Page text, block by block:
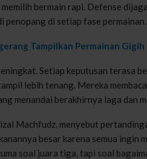
bermain rapi. Defense
penopang di setiap fase permainan.
Tampilkan Permainan
Setiap keputusan terasa
lebih tenang. Mereka
menandai berakhirnya laga dan
Machfudz, menyebut
besar karena semua ingin
soal juara tiga, tapi soal